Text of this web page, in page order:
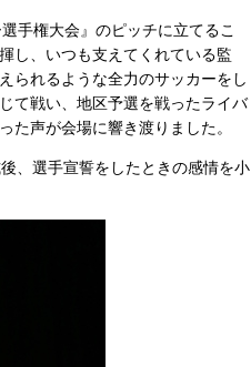
手権大会』のピッチに立てるこ
し、いつも支えてくれている監
られるような全力のサッカーをし
て戦い、地区予選を戦ったライバ
た声が会場に響き渡りました。
、選手宣誓をしたときの感情を小